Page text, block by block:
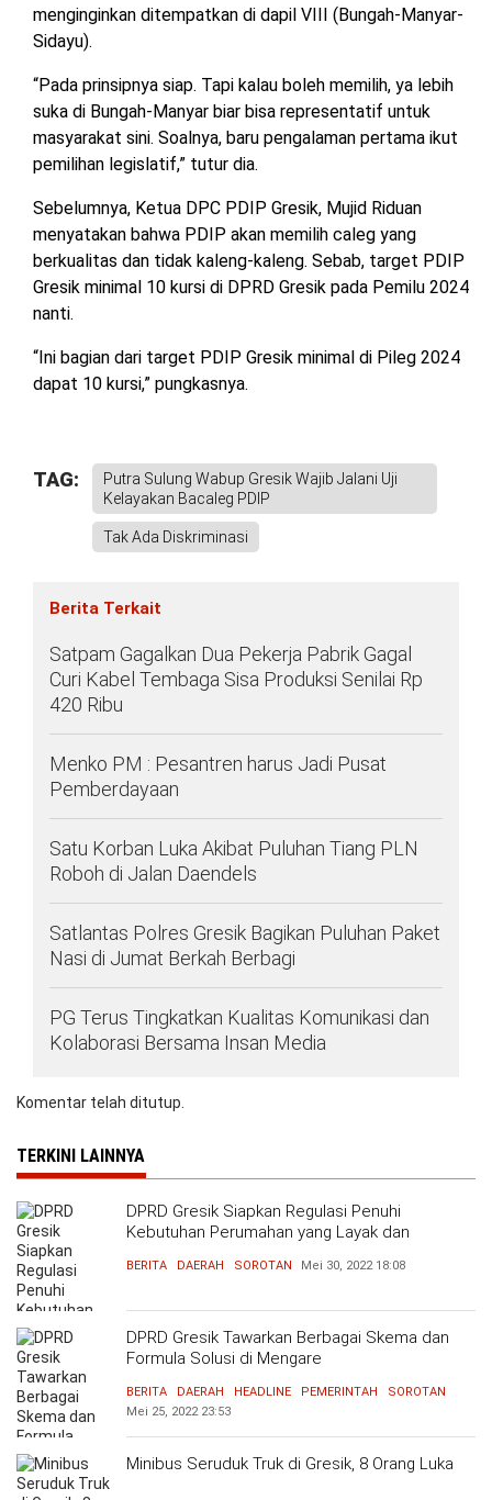
menginginkan ditempatkan di dapil VIII (Bungah-Manyar-
Sidayu).
“Pada prinsipnya siap. Tapi kalau boleh memilih, ya lebih
suka di Bungah-Manyar biar bisa representatif untuk
masyarakat sini. Soalnya, baru pengalaman pertama ikut
pemilihan legislatif,” tutur dia.
Sebelumnya, Ketua DPC PDIP Gresik, Mujid Riduan
menyatakan bahwa PDIP akan memilih caleg yang
berkualitas dan tidak kaleng-kaleng. Sebab, target PDIP
Gresik minimal 10 kursi di DPRD Gresik pada Pemilu 2024
nanti.
“Ini bagian dari target PDIP Gresik minimal di Pileg 2024
dapat 10 kursi,” pungkasnya.
TAG:
Putra Sulung Wabup Gresik Wajib Jalani Uji
Kelayakan Bacaleg PDIP
Tak Ada Diskriminasi
Berita Terkait
Satpam Gagalkan Dua Pekerja Pabrik Gagal
Curi Kabel Tembaga Sisa Produksi Senilai Rp
420 Ribu
Menko PM : Pesantren harus Jadi Pusat
Pemberdayaan
Satu Korban Luka Akibat Puluhan Tiang PLN
Roboh di Jalan Daendels
Satlantas Polres Gresik Bagikan Puluhan Paket
Nasi di Jumat Berkah Berbagi
PG Terus Tingkatkan Kualitas Komunikasi dan
Kolaborasi Bersama Insan Media
Komentar telah ditutup.
TERKINI LAINNYA
DPRD Gresik Siapkan Regulasi Penuhi
Kebutuhan Perumahan yang Layak dan
BERITA DAERAH SOROTAN Mei 30, 2022 18:08
DPRD Gresik Tawarkan Berbagai Skema dan
Formula Solusi di Mengare
BERITA DAERAH HEADLINE PEMERINTAH
SOROTAN
Mei 25, 2022 23:53
Minibus Seruduk Truk di Gresik, 8 Orang Luka